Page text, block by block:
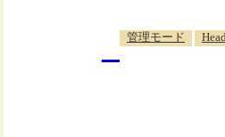
管理モード